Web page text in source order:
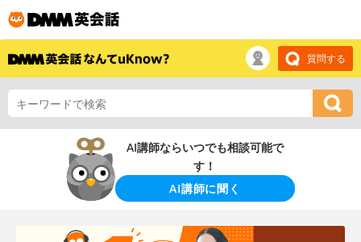
質問する
AI講師ならいつでも相談可能で
す！
AI講師に聞く